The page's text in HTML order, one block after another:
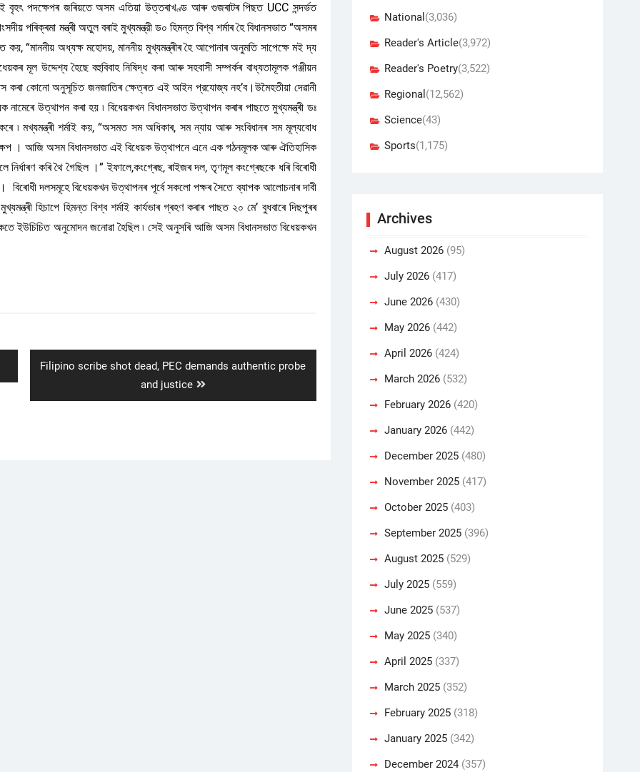
বৃহৎ পদক্ষেপৰ জৰিয়তে অসম এতিয়া উত্তৰাখণ্ড আৰু গুজৰাটৰ পিছত UCC সন্দর্ভত
পৰিক্ৰমা মন্ত্ৰী অতুল বৰাই মুখ্যমন্ত্রী ড০ হিমন্ত বিশ্ব শৰ্মাৰ হৈ বিধানসভাত “অসমৰ
কয়, “মাননীয় অধ্যক্ষ মহোদয়, মাননীয় মুখ্যমন্ত্ৰীৰ হৈ আপোনাৰ অনুমতি সাপেক্ষে মই দ্য
মূল উদ্দেশ্য হৈছে বহুবিবাহ নিষিদ্ধ কৰা আৰু সহবাসী সম্পৰ্কৰ বাধ্যতামূলক পঞ্জীয়ন
কৰা কোনো অনুসূচিত জনজাতিৰ ক্ষেত্ৰত এই আইন প্রযোজ্য নহ’ব।উমৈহতীয়া দেৱানী
উত্থাপন কৰা হয় ৷ বিধেয়কখন বিধানসভাত উত্থাপন কৰাৰ পাছতে মুখ্যমন্ত্ৰী ডঃ
৷ মখ্যমন্ত্ৰী শৰ্মাই কয়, “অসমত সম অধিকাৰ, সম ন্যায় আৰু সংবিধানৰ সম মূল্যবোধ
। আজি অসম বিধানসভাত এই বিধেয়ক উত্থাপনে এনে এক গঠনমূলক আৰু ঐতিহাসিক
নিৰ্ধাৰণ কৰি থৈ গৈছিল ।” ইফালে,কংগ্ৰেছ, ৰাইজৰ দল, তৃণমূল কংগ্ৰেছকে ধৰি বিৰোধী
দলসমূহে বিধেয়কখন উত্থাপনৰ পূৰ্বে সকলো পক্ষৰ সৈতে ব্যাপক আলোচনাৰ দাবী
হিচাপে হিমন্ত বিশ্ব শৰ্মাই কাৰ্যভাৰ গ্ৰহণ কৰাৰ পাছত ২০ মে’ বুধবাৰে দিছপুৰৰ
ইউচিচিত অনুমোদন জনোৱা হৈছিল ৷ সেই অনুসৰি আজি অসম বিধানসভাত বিধেয়কখন
Next
Filipino scribe shot dead, PEC demands authentic probe
and justice
National (3,036)
Reader's Article(3,972)
Reader's Poetry(3,522)
Regional (12,562)
Science(43)
Sports(1,175)
Archives
August 2026 (95)
July 2026 (417)
June 2026 (430)
May 2026 (442)
April 2026 (424)
March 2026 (532)
February 2026 (420)
January 2026 (442)
December 2025 (480)
November 2025 (417)
October 2025 (403)
September 2025 (396)
August 2025 (529)
July 2025 (559)
June 2025 (537)
May 2025 (340)
April 2025 (337)
March 2025 (352)
February 2025 (318)
January 2025 (342)
December 2024 (357)